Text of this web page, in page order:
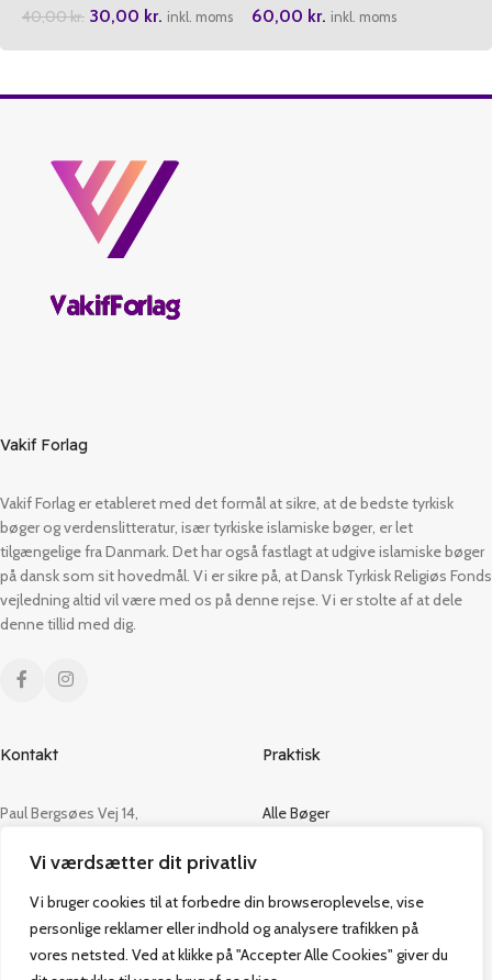
Vi værdsætter dit privatliv
Vi bruger cookies til at forbedre din browseroplevelse, vise
personlige reklamer eller indhold og analysere trafikken på
vores netsted. Ved at klikke på "Accepter Alle Cookies" giver du
40,00kr. 30,00 kr. inkl. moms 60,00 kr. inkl. moms
Vakif Forlag
Vakif Forlag er etableret med det formål at sikre, at de bedste tyrkisk
bøger og verdenslitteratur, især tyrkiske islamiske bøger, er let
tilgængelige fra Danmark. Det har også fastlagt at udgive islamiske bøger
på dansk som sit hovedmål. Vi er sikre på, at Dansk Tyrkisk Religiøs Fonds
vejledning altid vil være med os på denne rejse. Vi er stolte af at dele
denne tillid med dig.
Kontakt
Paul Bergsøes Vej 14,
CVR: 42813915
admin@vakifforlag.dk
+45 26 24 2354
Praktisk
Alle Bøger
Kontakt